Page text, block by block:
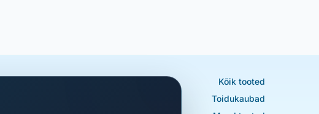
Kõik tooted
Toidukaubad